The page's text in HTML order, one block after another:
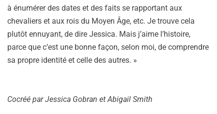
à énumérer des dates et des faits se rapportant aux
chevaliers et aux rois du Moyen Âge, etc. Je trouve cela
plutôt ennuyant, de dire Jessica. Mais j’aime l’histoire,
parce que c’est une bonne façon, selon moi, de comprendre
sa propre identité et celle des autres. »
Cocréé parJessica Gobran et Abigail Smith